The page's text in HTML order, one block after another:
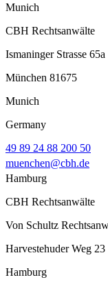
Munich
CBH Rechtsanwälte
Ismaninger Strasse 65a
München 81675
Munich
Germany
49 89 24 88 200 50
muenchen@cbh.de
Hamburg
CBH Rechtsanwälte
Von Schultz
Harvestehuder Weg 23
Hamburg